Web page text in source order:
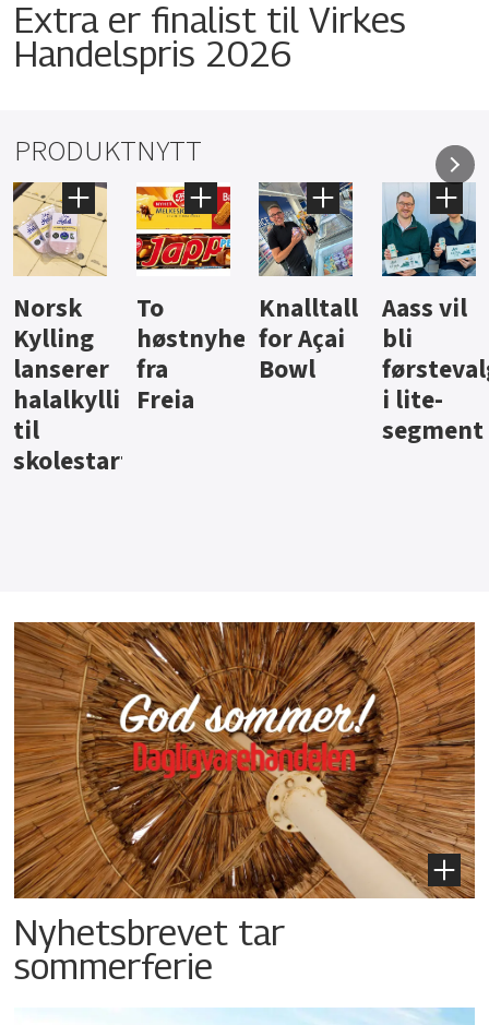
Extra er finalist til Virkes
Handelspris 2026
PRODUKTNYTT
Knalltall
for Açai
Bowl
Aass vil
bli
førstevalg
i lite-
Brus og
jus fra
Berentsen
Hard
iste fra
Hansa
Nyhetsbrevet tar
sommerferie